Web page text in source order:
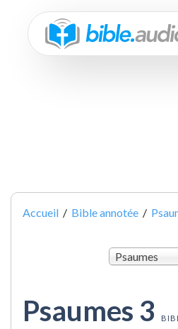
Accueil / Bible annotée /
Psaumes
Psaumes 3